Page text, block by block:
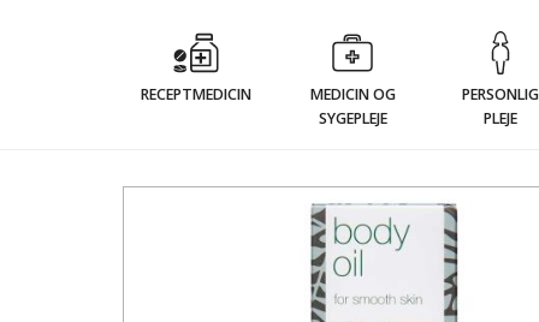
RECEPTMEDICIN
MEDICIN OG
SYGEPLEJE
PERSONLIG
PLEJE